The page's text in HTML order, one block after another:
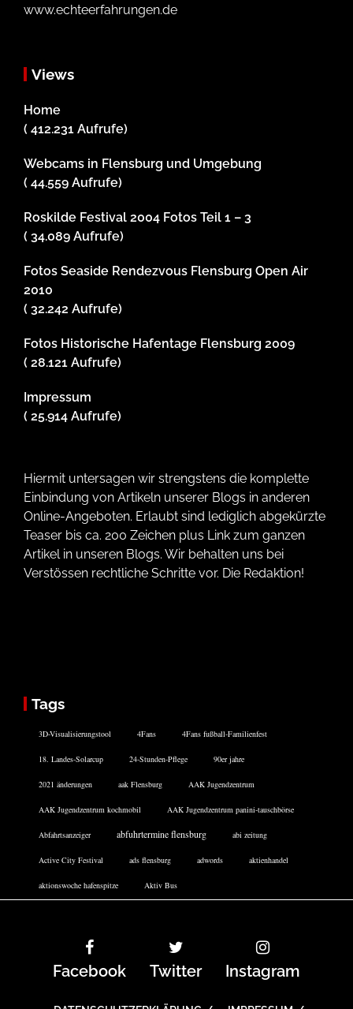
www.echteerfahrungen.de
Views
Home
( 412.231 Aufrufe)
Webcams in Flensburg und Umgebung
( 44.559 Aufrufe)
Roskilde Festival 2004 Fotos Teil 1 – 3
( 34.089 Aufrufe)
Fotos Seaside Rendezvous Flensburg Open Air
2010
( 32.242 Aufrufe)
Fotos Historische Hafentage Flensburg 2009
( 28.121 Aufrufe)
Impressum
( 25.914 Aufrufe)
Hiermit untersagen wir strengstens die komplette
Einbindung von Artikeln unserer Blogs in anderen
Online-Angeboten. Erlaubt sind lediglich abgekürzte
Teaser bis ca. 200 Zeichen plus Link zum ganzen
Artikel in unseren Blogs. Wir behalten uns bei
Verstössen rechtliche Schritte vor. Die Redaktion!
Tags
3D-Visualisierungstool 4Fans 4Fans fußball-Familienfest
18. Landes-Solarcup 24-Stunden-Pflege 90er jahre
2021 änderungen aak Flensburg AAK Jugendzentrum
AAK Jugendzentrum kochmobil AAK Jugendzentrum panini-tauschbörse
Abfahrtsanzeiger abfuhrtermine flensburg abi zeitung
Active City Festival ads flensburg adwords aktienhandel
aktionswoche hafenspitze Aktiv Bus
Facebook Twitter Instagram